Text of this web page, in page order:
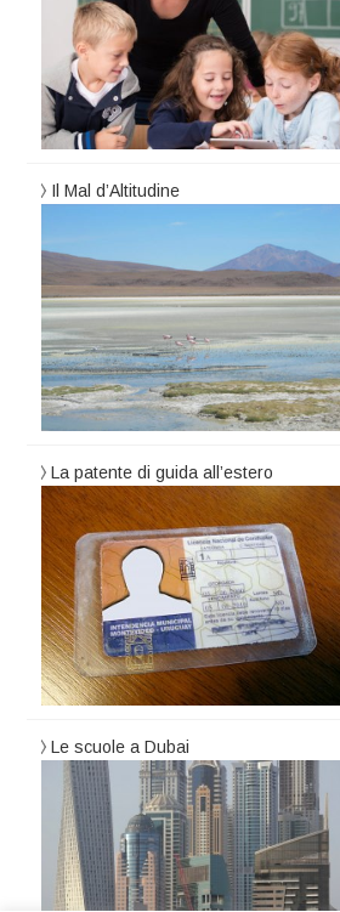
Il Mal d’Altitudine
La patente di guida all’estero
Le scuole a Dubai